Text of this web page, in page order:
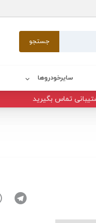
جستجو
سایرخودروها
تماس بگیرید